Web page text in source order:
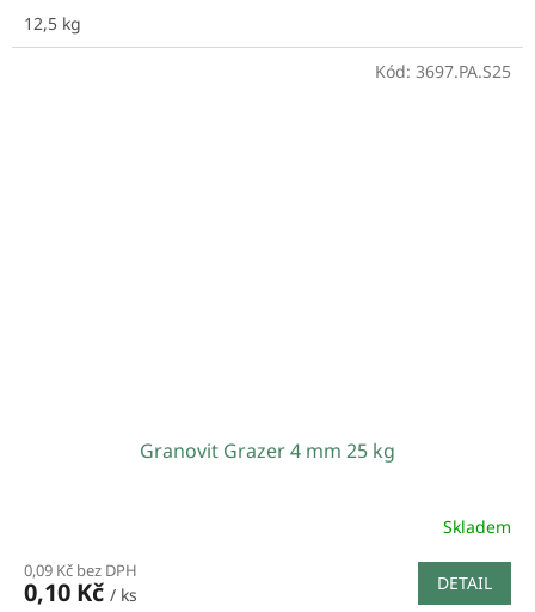
12,5 kg
Granovit Grazer 4 mm 25 kg
Skladem
0,09 Kč bez DPH
0,10 Kč / ks
DETAIL
Kód: 3697.PA.S25